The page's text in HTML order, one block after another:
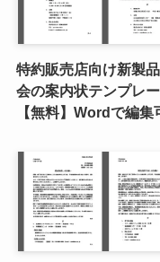
特約販売店向け新製
会の案内状テンプレ
【無料】Wordで編集